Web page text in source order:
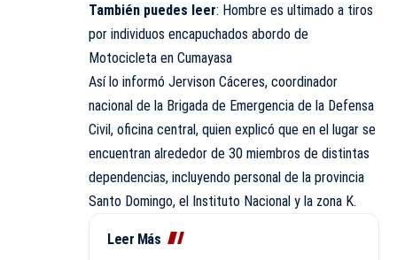
También puedes leer: Hombre es ultimado a tiros
por individuos encapuchados abordo de
Motocicleta en Cumayasa
Así lo informó Jervison Cáceres, coordinador
nacional de la Brigada de Emergencia de la Defensa
Civil, oficina central, quien explicó que en el lugar se
encuentran alrededor de 30 miembros de distintas
dependencias, incluyendo personal de la provincia
Santo Domingo, el Instituto Nacional y la zona K.
Leer Más